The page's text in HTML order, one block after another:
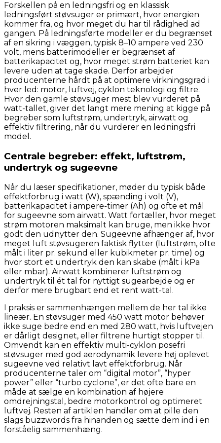
Forskellen på en ledningsfri og en klassisk
ledningsført støvsuger er primært, hvor energien
kommer fra, og hvor meget du har til rådighed ad
gangen. På ledningsførte modeller er du begrænset
af en sikring i væggen, typisk 8–10 ampere ved 230
volt, mens batterimodeller er begrænset af
batterikapacitet og, hvor meget strøm batteriet kan
levere uden at tage skade. Derfor arbejder
producenterne hårdt på at optimere virkningsgrad i
hver led: motor, luftvej, cyklon teknologi og filtre.
Hvor den gamle støvsuger mest blev vurderet på
watt-tallet, giver det langt mere mening at kigge på
begreber som luftstrøm, undertryk, airwatt og
effektiv filtrering, når du vurderer en ledningsfri
model.
Centrale begreber: effekt, luftstrøm,
undertryk og sugeevne
Når du læser specifikationer, møder du typisk både
effektforbrug i watt (W), spænding i volt (V),
batterikapacitet i ampere-timer (Ah) og ofte et mål
for sugeevne som airwatt. Watt fortæller, hvor meget
strøm motoren maksimalt kan bruge, men ikke hvor
godt den udnytter den. Sugeevne afhænger af, hvor
meget luft støvsugeren faktisk flytter (luftstrøm, ofte
målt i liter pr. sekund eller kubikmeter pr. time) og
hvor stort et undertryk den kan skabe (målt i kPa
eller mbar). Airwatt kombinerer luftstrøm og
undertryk til ét tal for nyttigt sugearbejde og er
derfor mere brugbart end et rent watt-tal.
I praksis er sammenhængen mellem de her tal ikke
lineær. En støvsuger med 450 watt motor behøver
ikke suge bedre end en med 280 watt, hvis luftvejen
er dårligt designet, eller filtrene hurtigt stopper til.
Omvendt kan en effektiv multi-cyklon posefri
støvsuger med god aerodynamik levere høj oplevet
sugeevne ved relativt lavt effektforbrug. Når
producenterne taler om “digital motor”, “hyper
power” eller “turbo cyclone”, er det ofte bare en
måde at sælge en kombination af højere
omdrejningstal, bedre motorkontrol og optimeret
luftvej. Resten af artiklen handler om at pille den
slags buzzwords fra hinanden og sætte dem ind i en
forståelig sammenhæng.